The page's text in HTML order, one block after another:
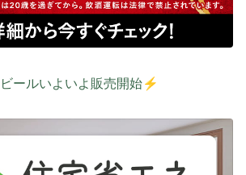
ールいよいよ販売開始⚡️